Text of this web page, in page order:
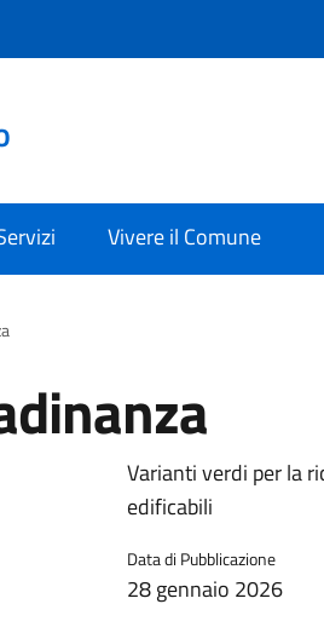
Vivere il Comune
Varianti verdi per la
edificabili
Data di Pubblicazione
28 gennaio 2026